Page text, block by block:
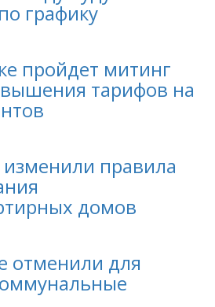
графику
пройдет митинг
тарифов на
правила
домов
отменили для